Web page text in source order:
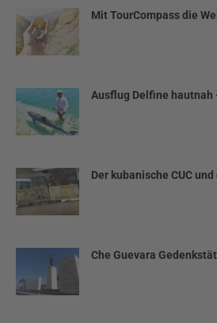
Mit TourCompass die
Ausflug Delfine hautnah
Der kubanische CUC und
Che Guevara